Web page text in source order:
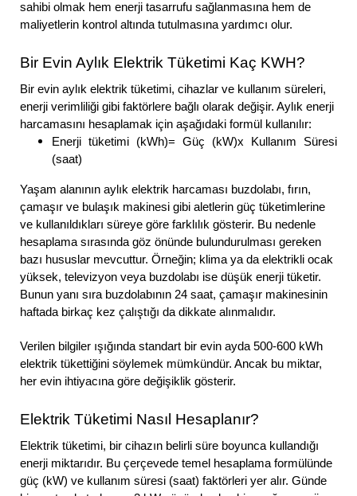
sahibi olmak hem enerji tasarrufu sağlanmasına hem de
maliyetlerin kontrol altında tutulmasına yardımcı olur.
Bir Evin Aylık Elektrik Tüketimi Kaç KWH?
Bir evin aylık elektrik tüketimi, cihazlar ve kullanım süreleri,
enerji verimliliği gibi faktörlere bağlı olarak değişir. Aylık enerji
harcamasını hesaplamak için aşağıdaki formül kullanılır:
Enerji tüketimi (kWh)= Güç (kW)x Kullanım Süresi
(saat)
Yaşam alanının aylık elektrik harcaması buzdolabı, fırın,
çamaşır ve bulaşık makinesi gibi aletlerin güç tüketimlerine
ve kullanıldıkları süreye göre farklılık gösterir. Bu nedenle
hesaplama sırasında göz önünde bulundurulması gereken
bazı hususlar mevcuttur. Örneğin; klima ya da elektrikli ocak
yüksek, televizyon veya buzdolabı ise düşük enerji tüketir.
Bunun yanı sıra buzdolabının 24 saat, çamaşır makinesinin
haftada birkaç kez çalıştığı da dikkate alınmalıdır.
Verilen bilgiler ışığında standart bir evin ayda 500-600 kWh
elektrik tükettiğini söylemek mümkündür. Ancak bu miktar,
her evin ihtiyacına göre değişiklik gösterir.
Elektrik Tüketimi Nasıl Hesaplanır?
Elektrik tüketimi, bir cihazın belirli süre boyunca kullandığı
enerji miktarıdır. Bu çerçevede temel hesaplama formülünde
güç (kW) ve kullanım süresi (saat) faktörleri yer alır. Günde